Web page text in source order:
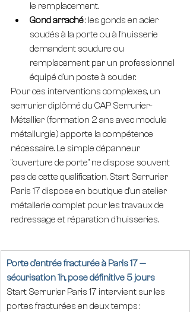
le remplacement.
Gond arraché : les gonds en acier
soudés à la porte ou à l'huisserie
demandent soudure ou
remplacement par un professionnel
équipé d'un poste à souder.
Pour ces interventions complexes, un
serrurier diplômé du CAP Serrurier-
Métallier (formation 2 ans avec module
métallurgie) apporte la compétence
nécessaire. Le simple dépanneur
"ouverture de porte" ne dispose souvent
pas de cette qualification. Start Serrurier
Paris 17 dispose en boutique d'un atelier
métallerie complet pour les travaux de
redressage et réparation d'huisseries.
Porte d'entrée fracturée à Paris 17 —
sécurisation 1h, pose définitive 5 jours
Start Serrurier Paris 17 intervient sur les
portes fracturées en deux temps :